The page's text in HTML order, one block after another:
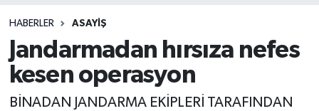
HABERLER ASAYIŞ
Jandarmadan hırsıza nefes
kesen operasyon
BİNADAN JANDARMA EKİPLERİ TARAFINDAN